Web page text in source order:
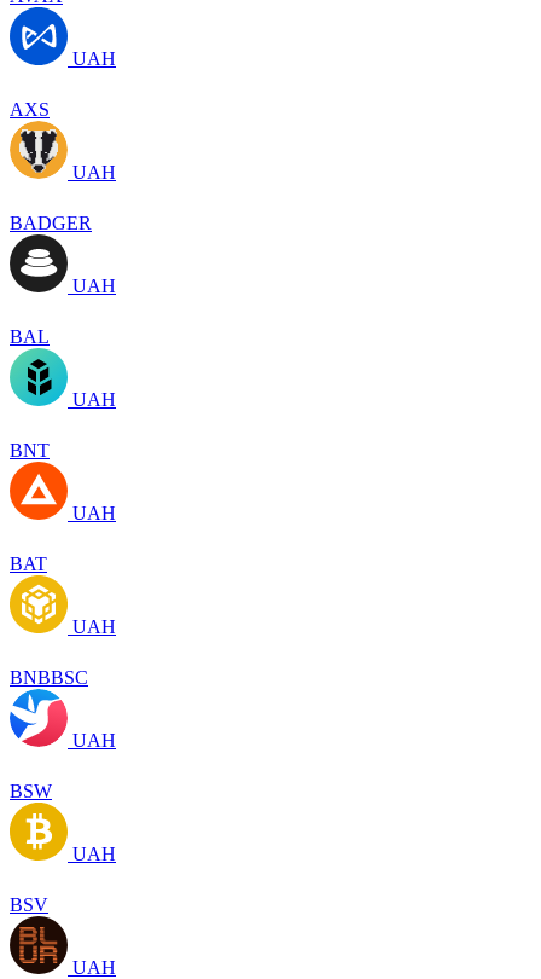
UAH
AXS
UAH
BADGER
UAH
BAL
UAH
BNT
UAH
BAT
UAH
BNBBSC
UAH
BSW
UAH
BSV
UAH